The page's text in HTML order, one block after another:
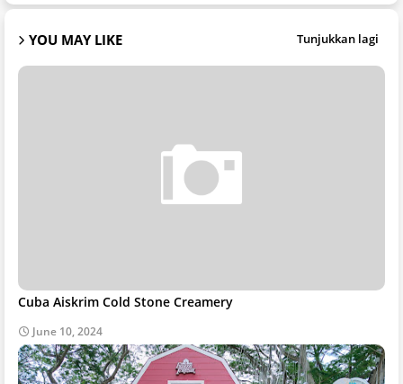
YOU MAY LIKE Tunjukkan lagi
Cuba Aiskrim Cold Stone Creamery
June 10, 2024